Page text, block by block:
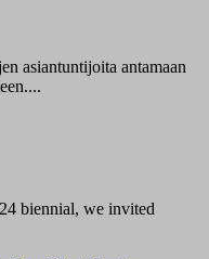
asiantuntijoita antamaan
biennial, we invited